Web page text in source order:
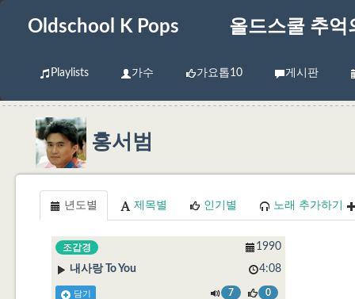
Oldschool K Pops 올드스쿨 추억
Playlists 가수 가요톱10 게시판
홍서범
년도별 제목별 인기별 노래 추가하기
조갑경
1990
내사랑 To You
4:08
담기 7 0